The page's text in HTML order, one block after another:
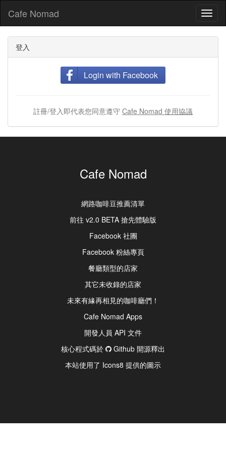
Cafe Nomad
登入
Login with Facebook
註冊/登入即代表您同意遵守 Cafe Nomad 使用協議
Cafe Nomad
網路咖啡豆推薦清單
前往 v2.0 BETA 搶先體驗版
Facebook 社團
Facebook 粉絲專頁
餐廳類型的店家
其它未收錄的店家
未來有緣再相見的咖啡廳們！
Cafe Nomad Apps
開發人員 API 文件
核心程式碼於
Github 開源釋出
本站使用了 Icons8 提供的圖示